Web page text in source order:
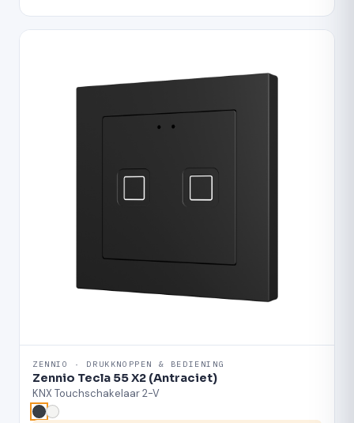
ZENNIO · DRUKKNOPPEN & BEDIENING
Zennio Tecla 55 X2 (Antraciet)
KNX Touchschakelaar 2-V